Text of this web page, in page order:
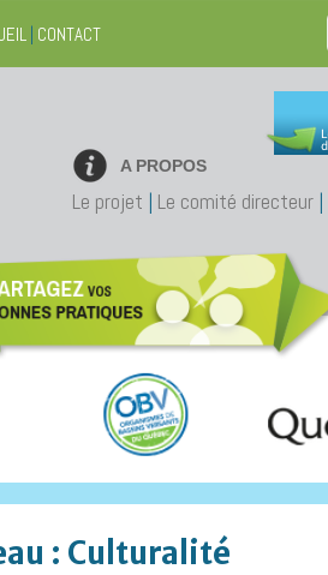
| CONTACT
A PROPOS
Le projet | Le comité directeur |
: Culturalité